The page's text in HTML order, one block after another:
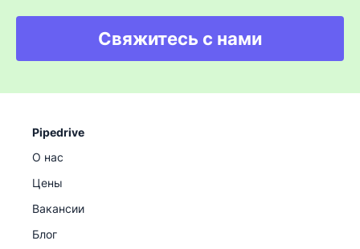
Свяжитесь с нами
Pipedrive
О нас
Цены
Вакансии
Блог